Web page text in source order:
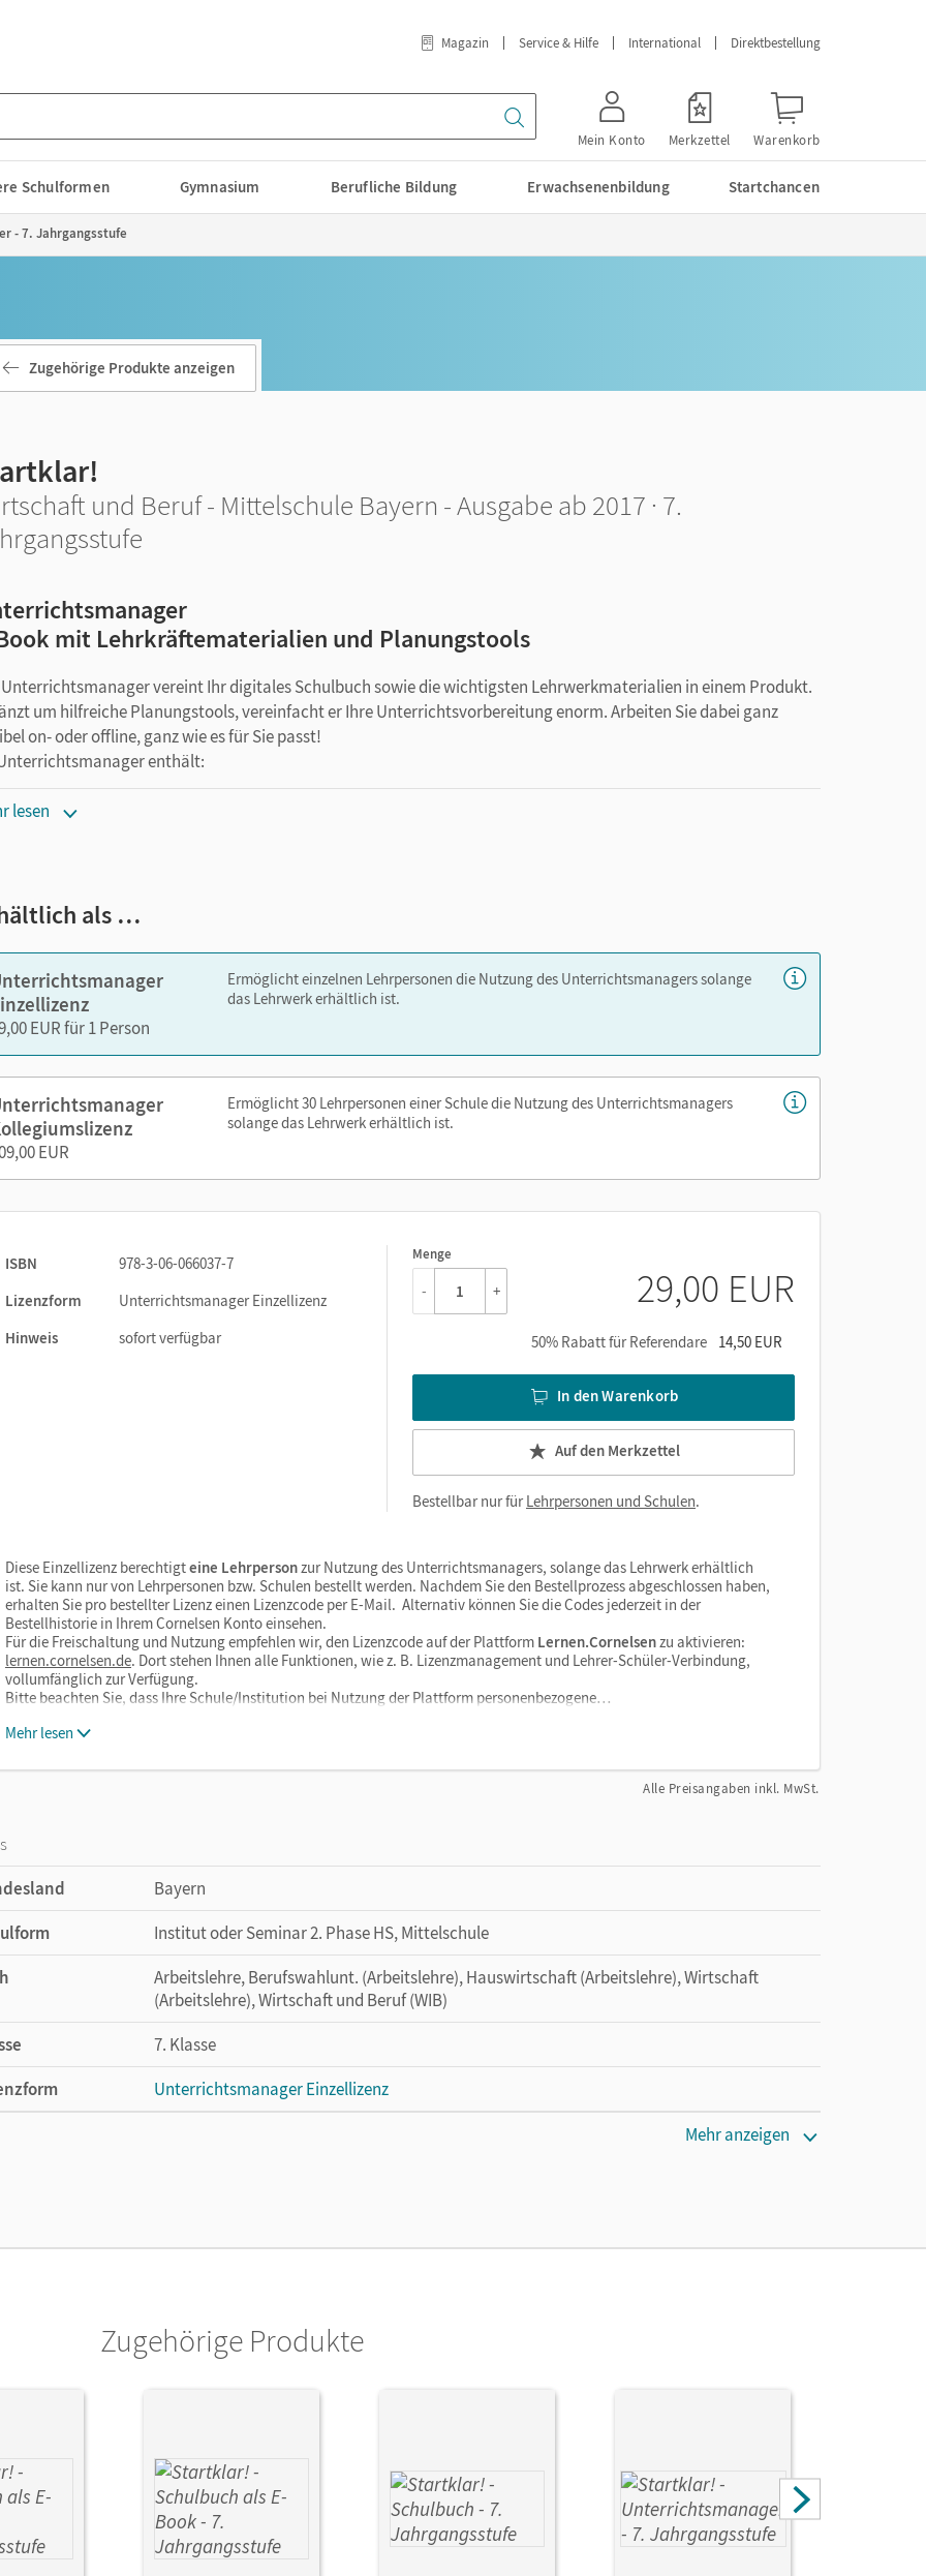
Magazin Service & Hilfe International Direktbestellung
Mein Konto Merkzettel Warenkorb
Schulformen Gymnasium Berufliche Bildung Erwachsenenbildung Startchancen
- 7. Jahrgangsstufe
Zugehörige Produkte anzeigen
und Beruf - Mittelschule Bayern - Ausgabe ab 2017 · 7.
mit Lehrkräftematerialien und Planungstools
vereint Ihr digitales Schulbuch sowie die wichtigsten Lehrwerkmaterialien in einem Produkt.
um hilfreiche Planungstools, vereinfacht er Ihre Unterrichtsvorbereitung enorm. Arbeiten Sie dabei ganz
on- oder offline, ganz wie es für Sie passt!
enthält:
E-Book
editierbarer Stoffverteilungsplan
Sie den Unterrichtsmanager auf lernen.cornelsen.de oder über die Cornelsen Lernen App.
lesen
als …
EUR für 1 Person
Ermöglicht einzelnen Lehrpersonen die Nutzung des Unterrichtsmanagers solange
das Lehrwerk erhältlich ist.
EUR
Ermöglicht 30 Lehrpersonen einer Schule die Nutzung des Unterrichtsmanagers
solange das Lehrwerk erhältlich ist.
ISBN
978-3-06-066037-7
Lizenzform
Unterrichtsmanager Einzellizenz
Hinweis
sofort verfügbar
Menge
1
- + 29,00 EUR
50% Rabatt für Referendare 14,50 EUR
In den Warenkorb
Auf den Merkzettel
Bestellbar nur fürLehrpersonen und Schulen.
Diese Einzellizenz berechtigteine Lehrpersonzur Nutzung des Unterrichtsmanagers, solange das Lehrwerk erhältlich
ist. Sie kann nur von Lehrpersonen bzw. Schulen bestellt werden. Nachdem Sie den Bestellprozess abgeschlossen haben,
erhalten Sie pro bestellter Lizenz einen Lizenzcode per E-Mail. Alternativ können Sie die Codes jederzeit in der
Bestellhistorie in Ihrem Cornelsen Konto einsehen.
Für die Freischaltung und Nutzung empfehlen wir, den Lizenzcode auf der Plattform Lernen.Cornelsenzu aktivieren:
lernen.cornelsen.de. Dort stehen Ihnen alle Funktionen, wie z. B. Lizenzmanagement und Lehrer-Schüler-Verbindung,
vollumfänglich zur Verfügung.
Bitte beachten Sie, dass Ihre Schule/Institution bei Nutzung der Plattform personenbezogene…
Mehr lesen
Alle Preisangaben inkl. MwSt.
Bayern
Institut oder Seminar 2. Phase HS, Mittelschule
Arbeitslehre, Berufswahlunt. (Arbeitslehre), Hauswirtschaft (Arbeitslehre), Wirtschaft
(Arbeitslehre), Wirtschaft und Beruf (WIB)
7. Klasse
Unterrichtsmanager Einzellizenz
Cornelsen Verlag
Mehr anzeigen
Zugehörige Produkte